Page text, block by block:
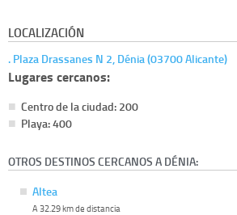
LOCALIZACIÓN
. Plaza Drassanes N 2, Dénia (03700 Alicante)
Lugares cercanos:
Centro de la ciudad: 200
Playa: 400
OTROS DESTINOS CERCANOS A DÉNIA:
Altea
A 32.29 km de distancia